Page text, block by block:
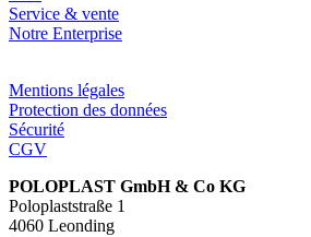
Service & vente
Notre Enterprise
Mentions légales
Protection des données
Sécurité
CGV
POLOPLAST GmbH & Co KG
Poloplaststraße 1
4060 Leonding